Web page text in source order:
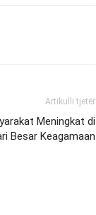
Artikulli tjetër
Meningkat di
Besar Keagamaan